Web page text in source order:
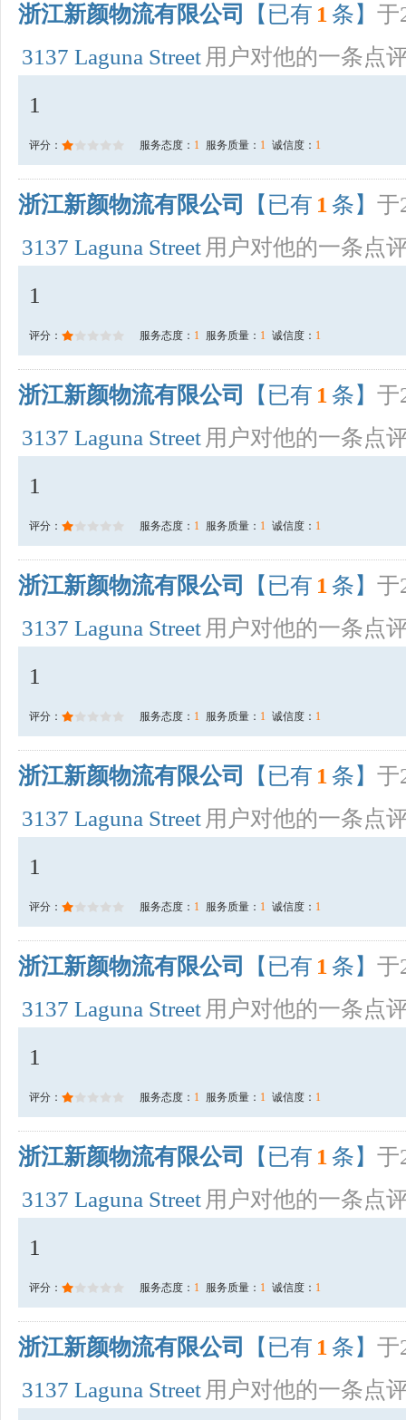
浙江新颜物流有限公司 【已有 1 条】 于
3137 Laguna Street 用户对他的一条点
1
评分： 服务态度： 1 服务质量： 1 诚信度： 1
浙江新颜物流有限公司 【已有 1 条】 于
3137 Laguna Street 用户对他的一条点
1
评分： 服务态度： 1 服务质量： 1 诚信度： 1
浙江新颜物流有限公司 【已有 1 条】 于
3137 Laguna Street 用户对他的一条点
1
评分： 服务态度： 1 服务质量： 1 诚信度： 1
浙江新颜物流有限公司 【已有 1 条】 于
3137 Laguna Street 用户对他的一条点
1
评分： 服务态度： 1 服务质量： 1 诚信度： 1
浙江新颜物流有限公司 【已有 1 条】 于
3137 Laguna Street 用户对他的一条点
1
评分： 服务态度： 1 服务质量： 1 诚信度： 1
浙江新颜物流有限公司 【已有 1 条】 于
3137 Laguna Street 用户对他的一条点
1
评分： 服务态度： 1 服务质量： 1 诚信度： 1
浙江新颜物流有限公司 【已有 1 条】 于
3137 Laguna Street 用户对他的一条点
1
评分： 服务态度： 1 服务质量： 1 诚信度： 1
浙江新颜物流有限公司 【已有 1 条】 于
3137 Laguna Street 用户对他的一条点